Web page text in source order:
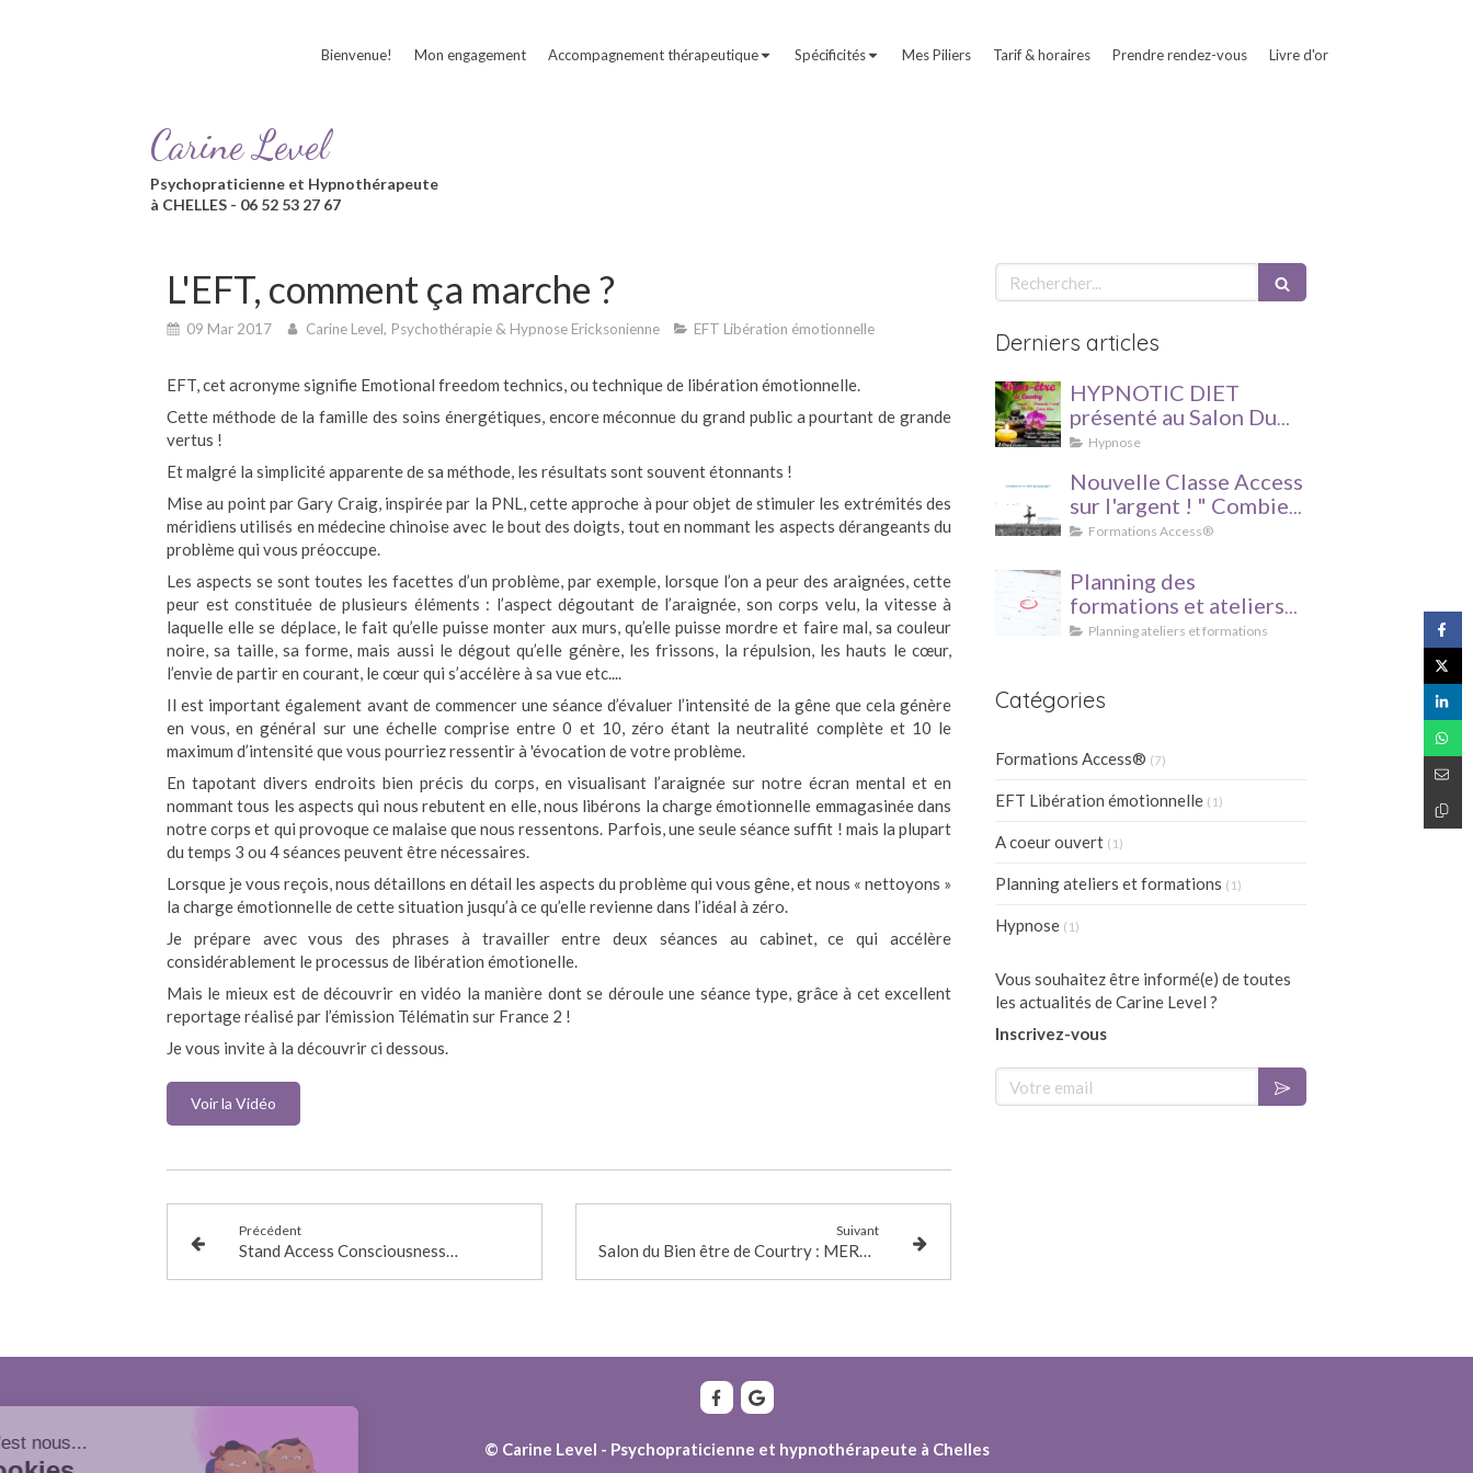
Bienvenue! Mon engagement Accompagnement thérapeutique Spécificités Mes Piliers Tarif & horaires Prendre rendez-vous Livre d'or
Carine Level
Psychopraticienne et Hypnothérapeute
à CHELLES - 06 52 53 27 67
L'EFT, comment ça marche ?
09 Mar 2017 Carine Level, Psychothérapie & Hypnose Ericksonienne EFT Libération émotionnelle
EFT, cet acronyme signifie Emotional freedom technics, ou technique de libération émotionnelle.
Cette méthode de la famille des soins énergétiques, encore méconnue du grand public a pourtant de grande
vertus !
Et malgré la simplicité apparente de sa méthode, les résultats sont souvent étonnants !
Mise au point par Gary Craig, inspirée par la PNL, cette approche à pour objet de stimuler les extrémités des
méridiens utilisés en médecine chinoise avec le bout des doigts, tout en nommant les aspects dérangeants du
problème qui vous préoccupe.
Les aspects se sont toutes les facettes d’un problème, par exemple, lorsque l’on a peur des araignées, cette
peur est constituée de plusieurs éléments : l’aspect dégoutant de l’araignée, son corps velu, la vitesse à
laquelle elle se déplace, le fait qu’elle puisse monter aux murs, qu’elle puisse mordre et faire mal, sa couleur
noire, sa taille, sa forme, mais aussi le dégout qu’elle génère, les frissons, la répulsion, les hauts le cœur,
l’envie de partir en courant, le cœur qui s’accélère à sa vue etc....
Il est important également avant de commencer une séance d’évaluer l’intensité de la gêne que cela génère
en vous, en général sur une échelle comprise entre 0 et 10, zéro étant la neutralité complète et 10 le
maximum d’intensité que vous pourriez ressentir à 'évocation de votre problème.
En tapotant divers endroits bien précis du corps, en visualisant l’araignée sur notre écran mental et en
nommant tous les aspects qui nous rebutent en elle, nous libérons la charge émotionnelle emmagasinée dans
notre corps et qui provoque ce malaise que nous ressentons. Parfois, une seule séance suffit ! mais la plupart
du temps 3 ou 4 séances peuvent être nécessaires.
Lorsque je vous reçois, nous détaillons en détail les aspects du problème qui vous gêne, et nous « nettoyons »
la charge émotionnelle de cette situation jusqu’à ce qu’elle revienne dans l’idéal à zéro.
Je prépare avec vous des phrases à travailler entre deux séances au cabinet, ce qui accélère
considérablement le processus de libération émotionelle.
Mais le mieux est de découvrir en vidéo la manière dont se déroule une séance type, grâce à cet excellent
reportage réalisé par l’émission Télématin sur France 2 !
Je vous invite à la découvrir ci dessous.
Voir la Vidéo
Précédent
Stand Access Consciousness® au salon du bien-être à Courtry les 18 et 19 mars 2017
Suivant
Salon du Bien être de Courtry : MERCI à tous !
Rechercher
Derniers articles
HYPNOTIC DIET
présenté au Salon Du
Bien être à Courtry les
Hypnose
Nouvelle Classe Access
sur l'argent ! " Combien
êtes-vous prêt à
Formations Access®
Planning des
formations et ateliers
du 1er trim 2018
Planning ateliers et formations
Catégories
Formations Access® (7)
EFT Libération émotionnelle (1)
A coeur ouvert (1)
Planning ateliers et formations (1)
Hypnose (1)
Vous souhaitez être informé(e) de toutes
les actualités de Carine Level ?
Inscrivez-vous
Votre email
© Carine Level - Psychopraticienne et hypnothérapeute à Chelles